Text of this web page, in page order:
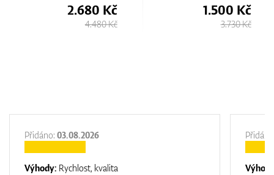
1.500 Kč
3.730 Kč
4.600 Kč
6.130 Kč
Přidáno: 03.08.2026
Výhody: Rychlost, kvalita